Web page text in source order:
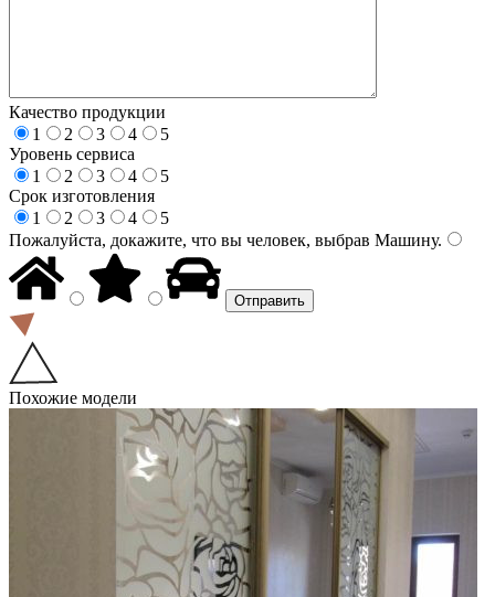
Качество продукции
1
2 3 4
5
Уровень сервиса
1
2 3 4
5
Срок изготовления
1
2 3 4
5
Пожалуйста, докажите, что вы человек, выбрав Машину.
Похожие модели